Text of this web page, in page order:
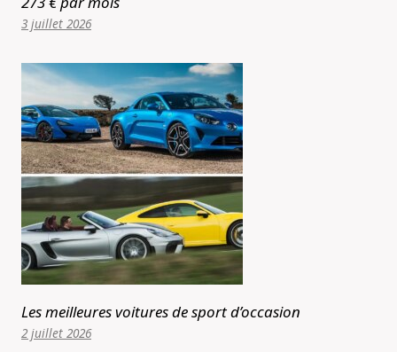
3 juillet 2026
Les meilleures voitures de sport d’occasion
2 juillet 2026